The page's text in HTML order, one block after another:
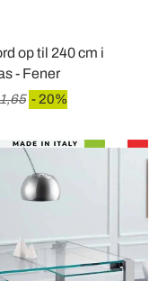
op til 240 cm i
- Fener
- 20%